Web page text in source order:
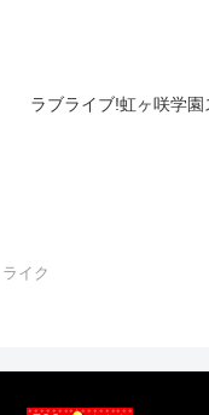
ラブライブ!虹ヶ咲学
イク